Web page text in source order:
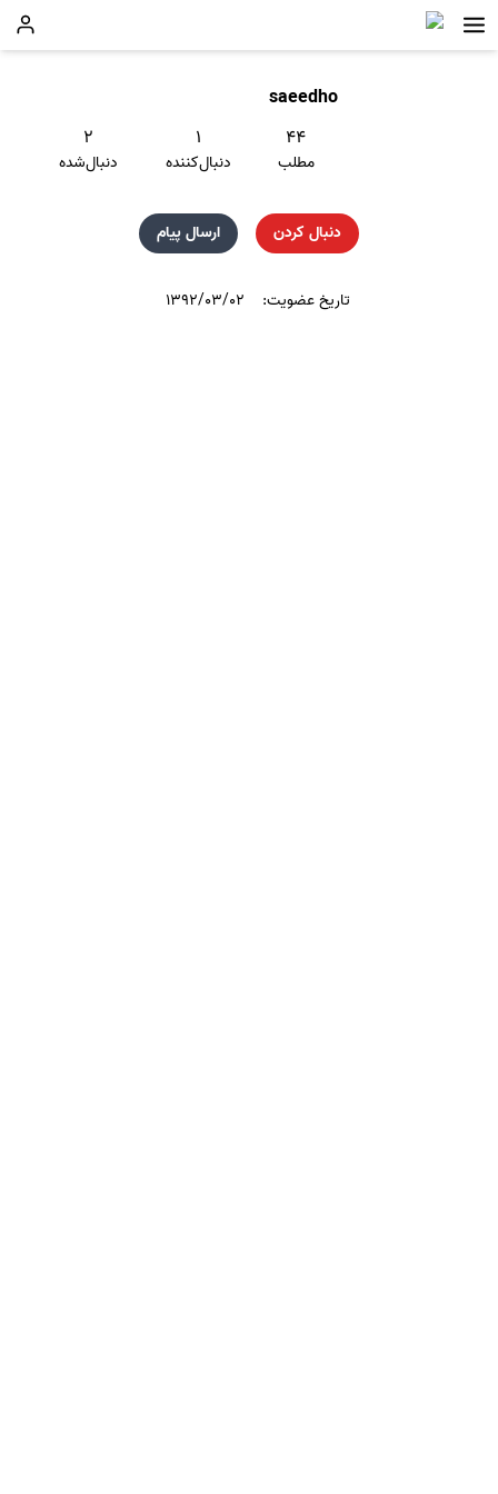
saeedho
۴۴
مطلب
۱
دنبال‌کننده
۲
دنبال‌شده
دنبال کردن ارسال پیام
تاریخ عضویت: ۱۳۹۲/۰۳/۰۲